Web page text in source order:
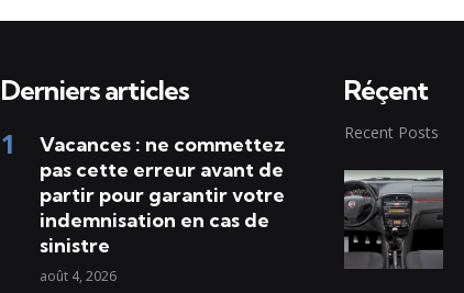
Derniers articles
Vacances : ne commettez
pas cette erreur avant de
partir pour garantir votre
indemnisation en cas de
sinistre
août 4, 2026
Réçent
Recent Posts